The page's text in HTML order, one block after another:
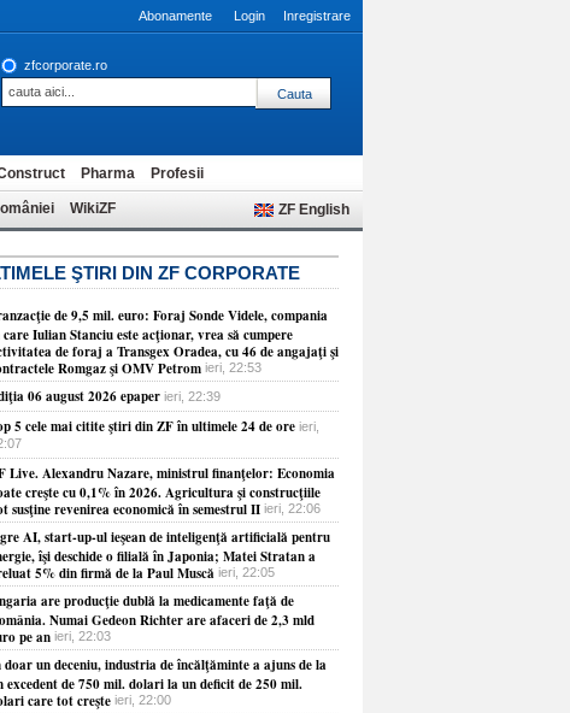
Abonamente Login Inregistrare
zfcorporate.ro
Pharma Profesii
WikiZF ZF English
ŞTIRI DIN ZF CORPORATE
de 9,5 mil. euro: Foraj Sonde Videle, compania
care Iulian Stanciu este acţionar, vrea să cumpere
de foraj a Transgex Oradea, cu 46 de angajaţi şi
Romgaz şi OMV Petrom ieri, 22:53
06 august 2026 epaper ieri, 22:39
5 cele mai citite ştiri din ZF în ultimele 24 de ore ieri,
Live. Alexandru Nazare, ministrul finanţelor: Economia
creşte cu 0,1% în 2026. Agricultura şi construcţiile
susţine revenirea economică în semestrul II ieri, 22:06
AI, start-up-ul ieşean de inteligenţă artificială pentru
îşi deschide o filială în Japonia; Matei Stratan a
5% din firmă de la Paul Muscă ieri, 22:05
are producţie dublă la medicamente faţă de
Numai Gedeon Richter are afaceri de 2,3 mld
pe an ieri, 22:03
doar un deceniu, industria de încălţăminte a ajuns de la
excedent de 750 mil. dolari la un deficit de 250 mil.
care tot creşte ieri, 22:00